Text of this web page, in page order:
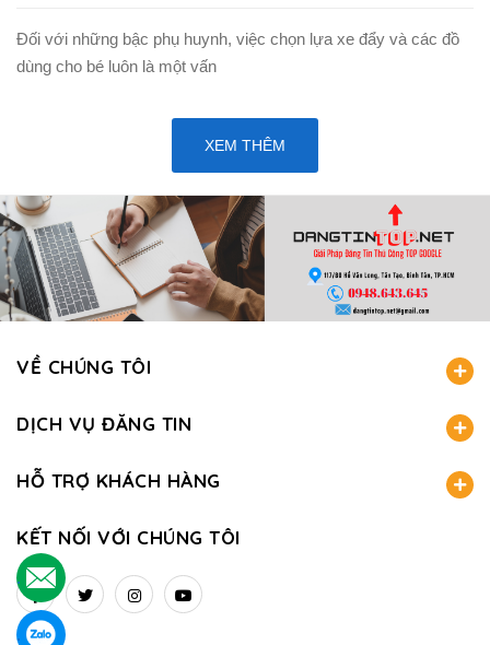
Đối với những bậc phụ huynh, việc chọn lựa xe đẩy và các đồ
dùng cho bé luôn là một vấn
XEM THÊM
VỀ CHÚNG TÔI
DỊCH VỤ ĐĂNG TIN
HỖ TRỢ KHÁCH HÀNG
KẾT NỐI VỚI CHÚNG TÔI
.
.